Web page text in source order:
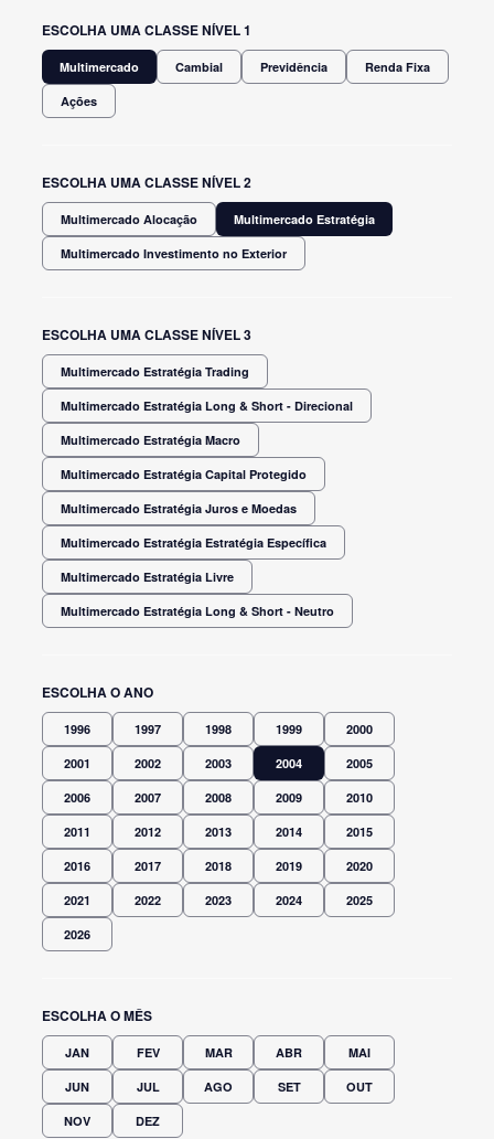
ESCOLHA UMA CLASSE NÍVEL 1
Multimercado Cambial Previdência Renda Fixa
Ações
ESCOLHA UMA CLASSE NÍVEL 2
Multimercado Alocação Multimercado Estratégia
Multimercado Investimento no Exterior
ESCOLHA UMA CLASSE NÍVEL 3
Multimercado Estratégia Trading
Multimercado Estratégia Long & Short - Direcional
Multimercado Estratégia Macro
Multimercado Estratégia Capital Protegido
Multimercado Estratégia Juros e Moedas
Multimercado Estratégia Estratégia Específica
Multimercado Estratégia Livre
Multimercado Estratégia Long & Short - Neutro
ESCOLHA O ANO
1996 1997 1998 1999 2000
2001 2002 2003 2004 2005
2006 2007 2008 2009 2010
2011 2012 2013 2014 2015
2016 2017 2018 2019 2020
2021 2022 2023 2024 2025
2026
ESCOLHA O MÊS
JAN FEV MAR ABR MAI
JUN JUL AGO SET OUT
NOV DEZ